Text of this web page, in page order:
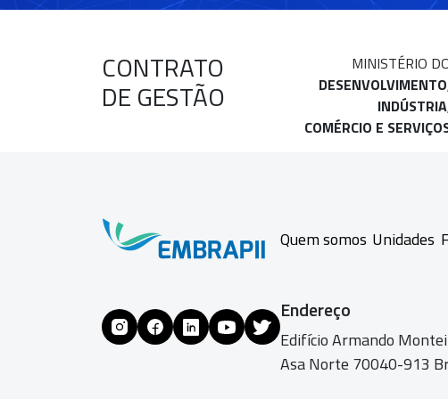
CONTRATO
DE GESTÃO
MINISTÉRIO
COMÉRCIO E
Quem somos Unidades
Endereço
Edifício Armando
Asa Norte 70040-913